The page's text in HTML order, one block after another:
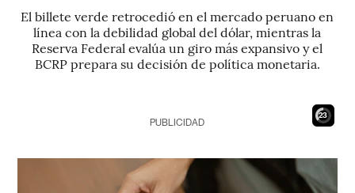
El billete verde retrocedió en el mercado peruano en
línea con la debilidad global del dólar, mientras la
Reserva Federal evalúa un giro más expansivo y el
BCRP prepara su decisión de política monetaria.
21
PUBLICIDAD